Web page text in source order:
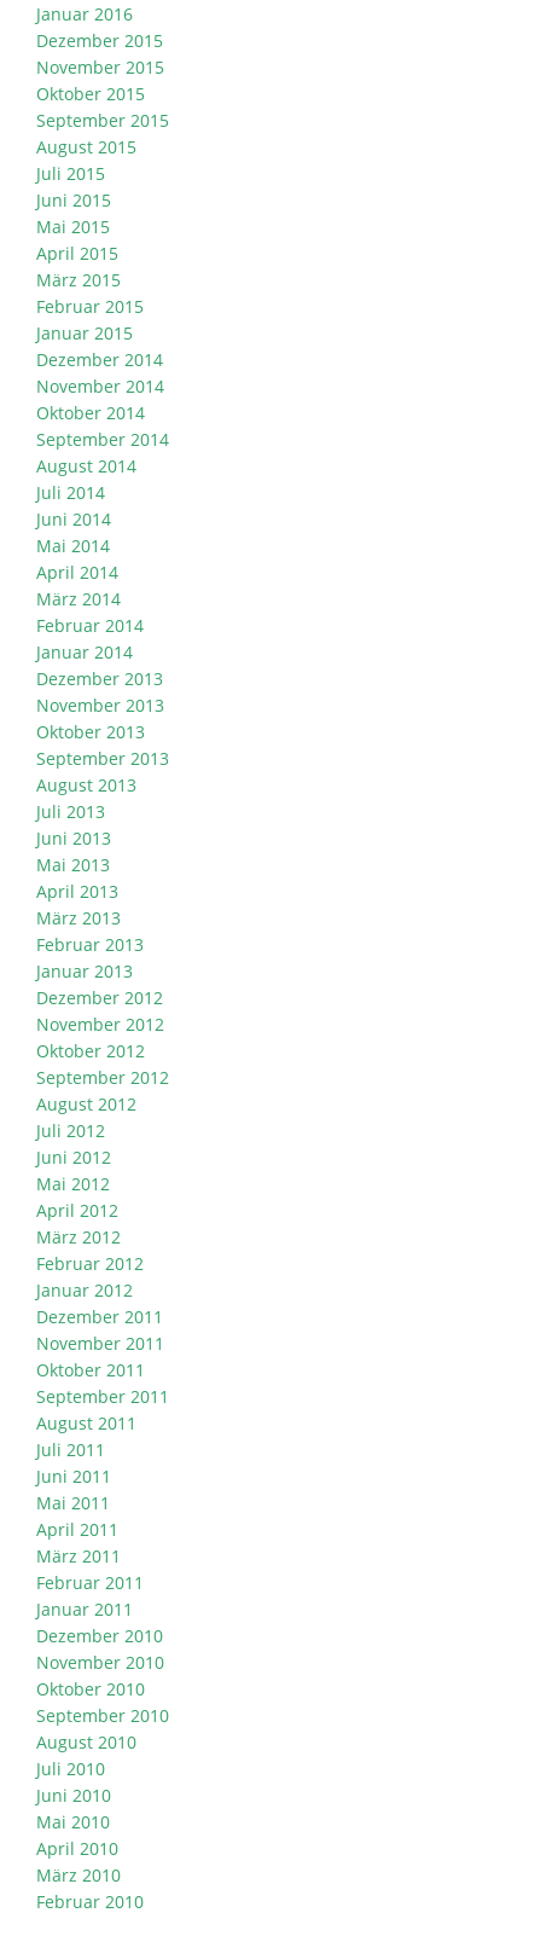
Januar 2016
Dezember 2015
November 2015
Oktober 2015
September 2015
August 2015
Juli 2015
Juni 2015
Mai 2015
April 2015
März 2015
Februar 2015
Januar 2015
Dezember 2014
November 2014
Oktober 2014
September 2014
August 2014
Juli 2014
Juni 2014
Mai 2014
April 2014
März 2014
Februar 2014
Januar 2014
Dezember 2013
November 2013
Oktober 2013
September 2013
August 2013
Juli 2013
Juni 2013
Mai 2013
April 2013
März 2013
Februar 2013
Januar 2013
Dezember 2012
November 2012
Oktober 2012
September 2012
August 2012
Juli 2012
Juni 2012
Mai 2012
April 2012
März 2012
Februar 2012
Januar 2012
Dezember 2011
November 2011
Oktober 2011
September 2011
August 2011
Juli 2011
Juni 2011
Mai 2011
April 2011
März 2011
Februar 2011
Januar 2011
Dezember 2010
November 2010
Oktober 2010
September 2010
August 2010
Juli 2010
Juni 2010
Mai 2010
April 2010
März 2010
Februar 2010